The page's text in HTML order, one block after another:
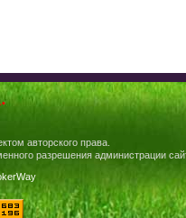
авторского права.
разрешения администрации